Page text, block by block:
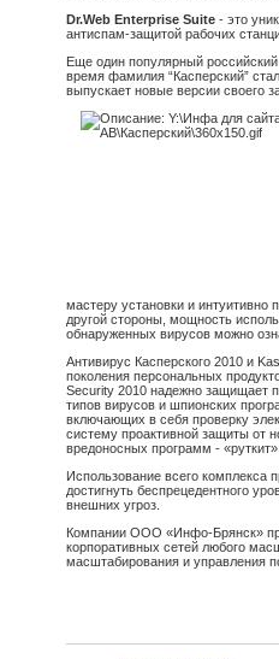
Dr.Web Enterprise Suite - это
антиспам-защитой рабочих
Еще один популярный
время фамилия “Касперский”
выпускает новые версии своего
мастеру установки и
другой стороны, мощность
обнаруженных вирусов можно
Антивирус Касперского 2010 и
поколения персональных
Security 2010 надежно защищает
типов вирусов и шпионских
включающих в себя проверку
систему проактивной защиты от
вредоносных программ -
Использование всего комплекса
достигнуть беспрецедентного
внешних угроз.
Компании ООО «Инфо-Брянск»
корпоративных сетей любого
масштабирования и управления